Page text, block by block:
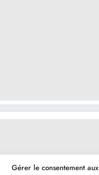
Gérer le consentement aux